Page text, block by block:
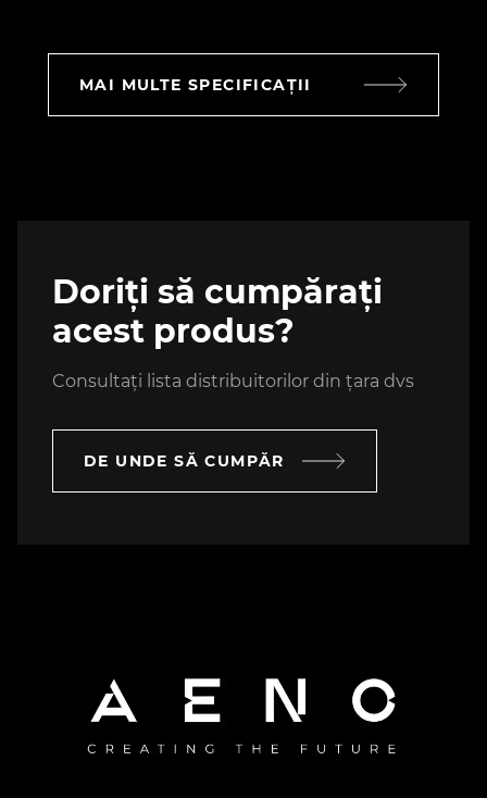
MAI MULTE SPECIFICAȚII
Doriți să cumpărați
acest produs?
Consultați lista distribuitorilor din țara dvs
DE UNDE SĂ CUMPĂR